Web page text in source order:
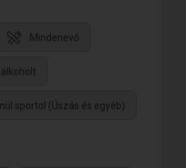
Mindenevő
sportol (Úszás és egyéb)